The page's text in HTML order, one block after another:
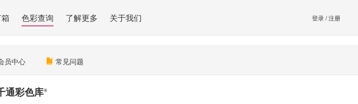
色彩查询 了解更多 关于我们 登录/注册
员中心 常见问题
通彩色库®